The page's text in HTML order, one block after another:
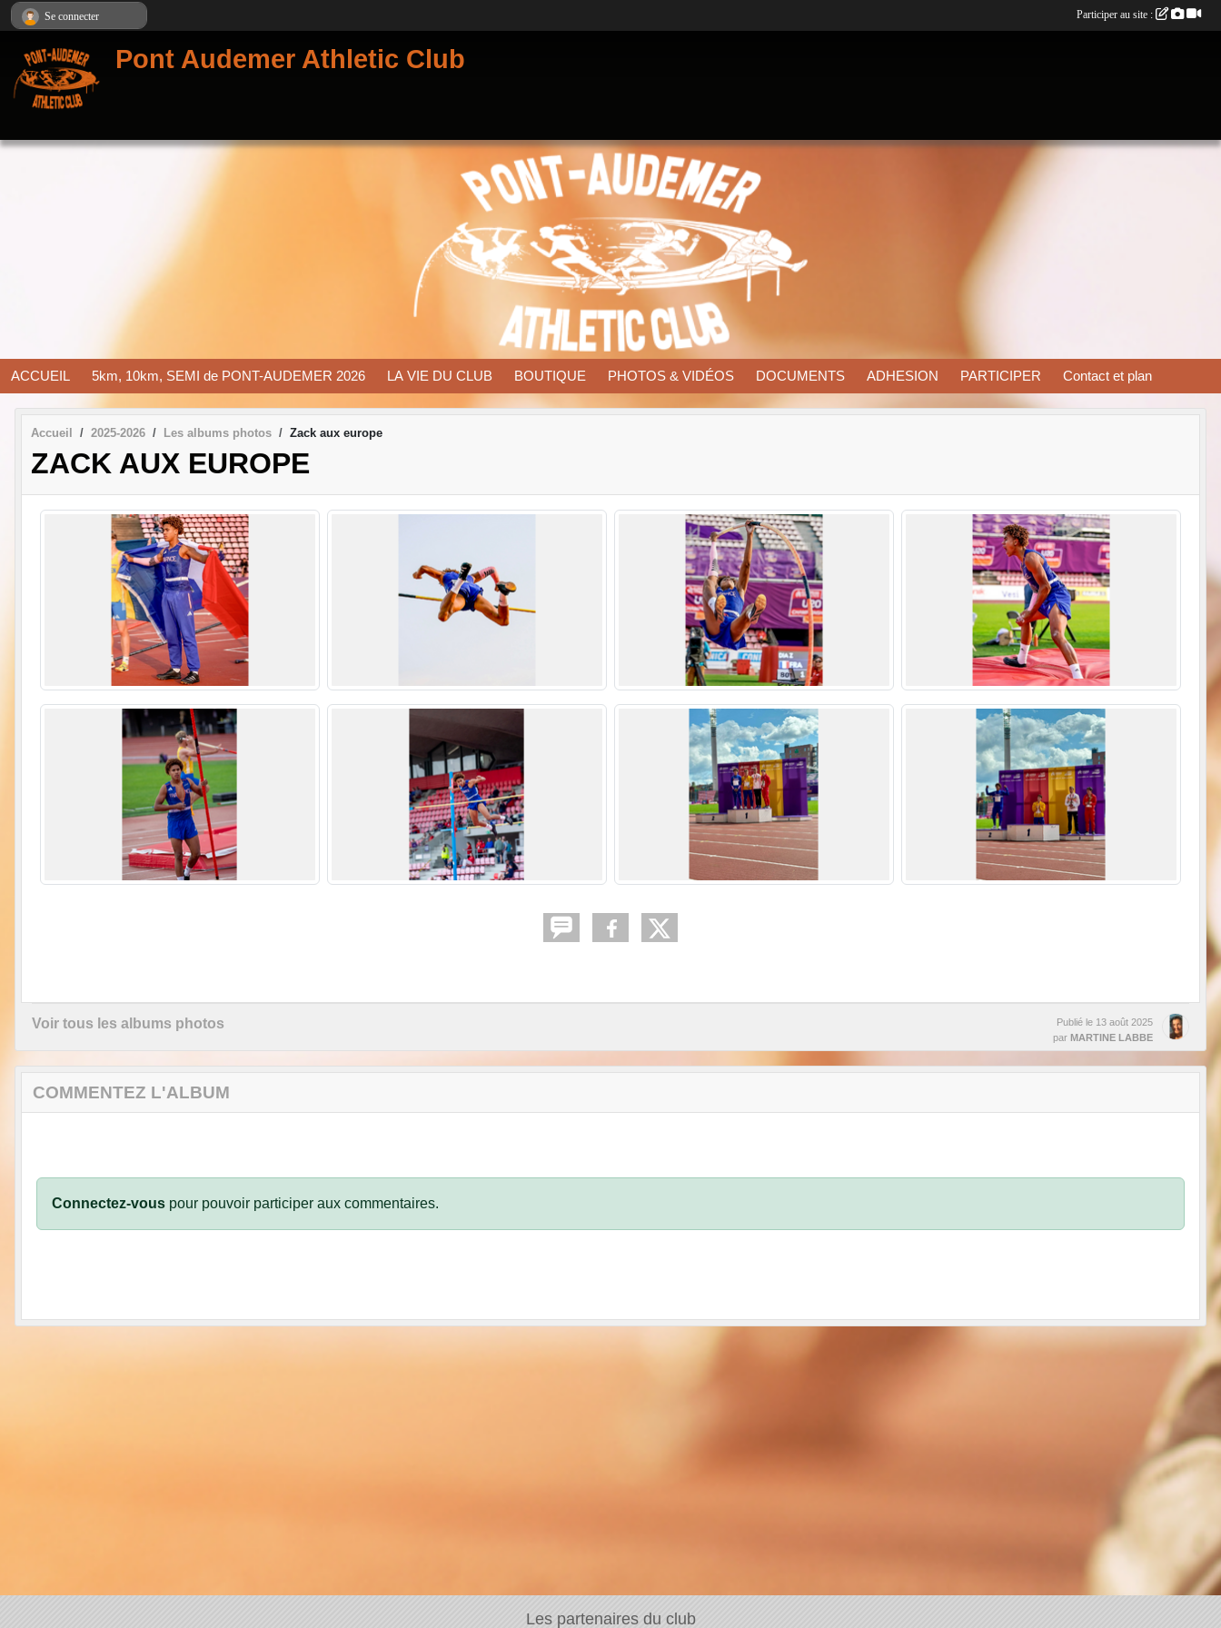
Pont Audemer Athletic Club
ACCUEIL 5km, 10km, SEMI de PONT-AUDEMER 2026 LA VIE DU CLUB BOUTIQUE PHOTOS & VIDÉOS DOCUMENTS ADHESION PARTICIPER Contact et plan
Accueil 2025-2026 Les albums photos Zack aux europe
ZACK AUX EUROPE
Voir tous les albums photos Publié le 13 août 2025
par MARTINE LABBE
COMMENTEZ L'ALBUM
Connectez-vous pour pouvoir participer aux commentaires.
Les partenaires du club
Se connecter Participer au site :
Panneau de gestion des cookies